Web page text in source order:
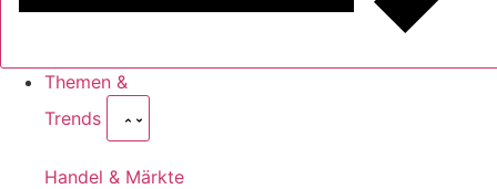
Themen &
Trends
Handel & Märkte